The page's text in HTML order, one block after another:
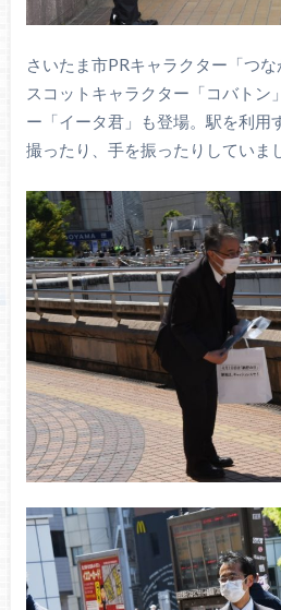
さいたま市PRキャラクター「つ
スコットキャラクター「コバトン
ー「イータ君」も登場。駅を利用
撮ったり、手を振ったりしていま